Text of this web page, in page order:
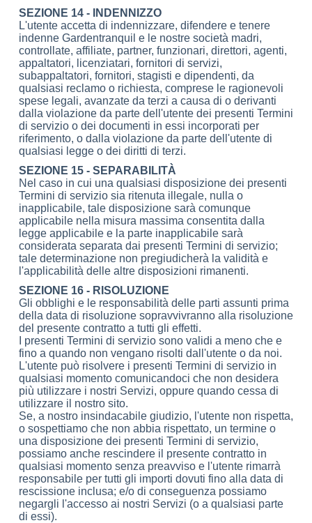
SEZIONE 14 - INDENNIZZO
L'utente accetta di indennizzare, difendere e tenere
indenne Gardentranquil e le nostre società madri,
controllate, affiliate, partner, funzionari, direttori, agenti,
appaltatori, licenziatari, fornitori di servizi,
subappaltatori, fornitori, stagisti e dipendenti, da
qualsiasi reclamo o richiesta, comprese le ragionevoli
spese legali, avanzate da terzi a causa di o derivanti
dalla violazione da parte dell'utente dei presenti Termini
di servizio o dei documenti in essi incorporati per
riferimento, o dalla violazione da parte dell'utente di
qualsiasi legge o dei diritti di terzi.
SEZIONE 15 - SEPARABILITÀ
Nel caso in cui una qualsiasi disposizione dei presenti
Termini di servizio sia ritenuta illegale, nulla o
inapplicabile, tale disposizione sarà comunque
applicabile nella misura massima consentita dalla
legge applicabile e la parte inapplicabile sarà
considerata separata dai presenti Termini di servizio;
tale determinazione non pregiudicherà la validità e
l'applicabilità delle altre disposizioni rimanenti.
SEZIONE 16 - RISOLUZIONE
Gli obblighi e le responsabilità delle parti assunti prima
della data di risoluzione sopravvivranno alla risoluzione
del presente contratto a tutti gli effetti.
I presenti Termini di servizio sono validi a meno che e
fino a quando non vengano risolti dall'utente o da noi.
L'utente può risolvere i presenti Termini di servizio in
qualsiasi momento comunicandoci che non desidera
più utilizzare i nostri Servizi, oppure quando cessa di
utilizzare il nostro sito.
Se, a nostro insindacabile giudizio, l'utente non rispetta,
o sospettiamo che non abbia rispettato, un termine o
una disposizione dei presenti Termini di servizio,
possiamo anche rescindere il presente contratto in
qualsiasi momento senza preavviso e l'utente rimarrà
responsabile per tutti gli importi dovuti fino alla data di
rescissione inclusa; e/o di conseguenza possiamo
negargli l'accesso ai nostri Servizi (o a qualsiasi parte
di essi).